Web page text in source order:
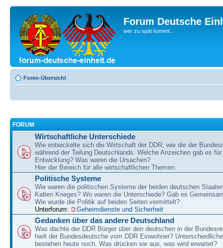
Forum Deutsche
wer zu spät kommt...
Foren-Übersicht
FORUM
Wirtschaftliche Unterschiede
Wie entwickelte sich die Wirtschaft der DDR, wie die der
während der Teilung Deutschlands. Welche Anzeichen gab es für
Entwicklung? Was waren die Ursachen?
Hier der Bereich für alle wirtschaftlichen Themen.
Politische Systeme
Wie waren die politischen Systeme der beiden deutschen
Kalten Krieges? Wo waren die Unterschiede? Gab es
Wie wurde die Politik auf beiden Seiten vermittelt?
Unterforum:
Geheimdienste und Sicherheit
Gedanken über das andere Deutschland
Was dachte der DDR Bürger über den deutschen in der
hielt der Bundesdeutsche vom DDR Einwohner?
bestehen heute noch. Was drücken sie aus, was wird erwartet?